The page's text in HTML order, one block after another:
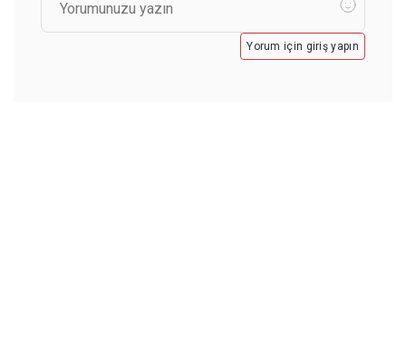
Yorum için giriş yapın